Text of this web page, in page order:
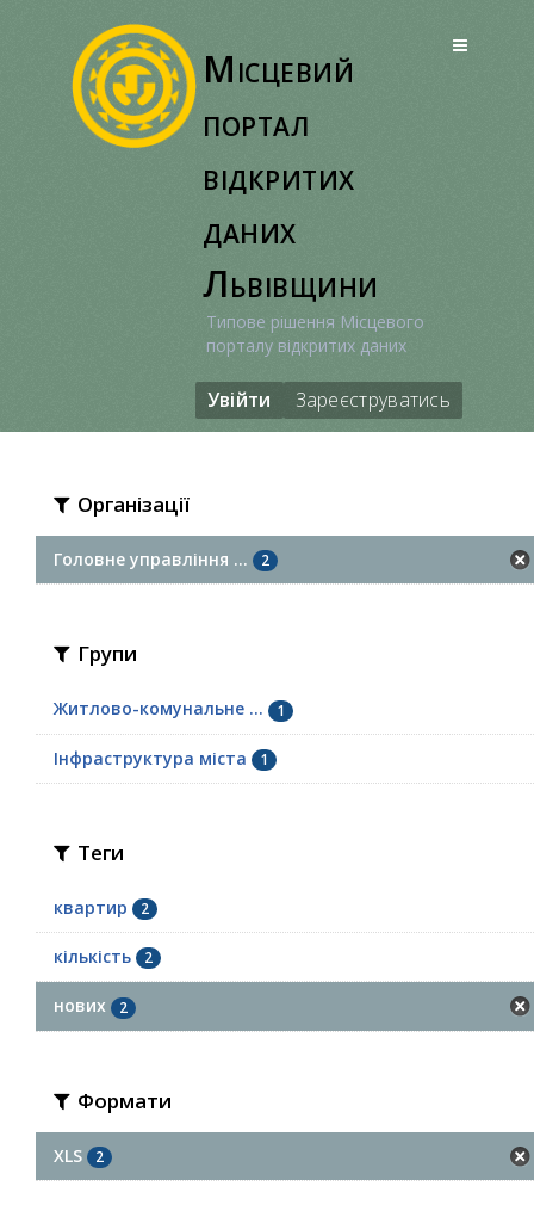
Місцевий
портал
відкритих
даних
Львівщини
Типове рішення Місцевого
порталу відкритих даних
Увійти Зареєструватись
Організації
Головне управління ... 2
Групи
Житлово-комунальне ... 1
Інфраструктура міста 1
Теги
квартир 2
кількість 2
нових 2
Формати
XLS 2